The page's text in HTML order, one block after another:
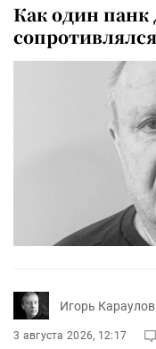
Как один панк
Игорь Караулов
3 августа 2026, 12:17